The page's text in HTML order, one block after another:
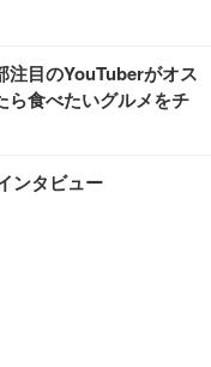
注目のYouTuberがオス
ら食べたいグルメをチ
ンタビュー